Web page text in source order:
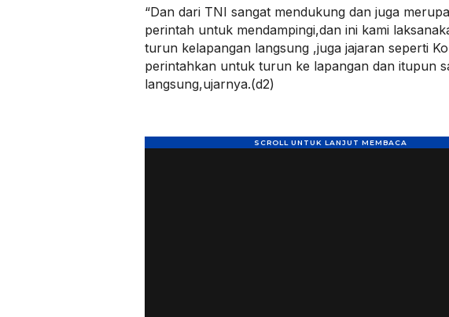
“Dan dari TNI sangat mendukung dan juga
perintah untuk mendampingi,dan ini kami
turun kelapangan langsung ,juga jajaran seperti
perintahkan untuk turun ke lapangan dan itupun
langsung,ujarnya.(d2)